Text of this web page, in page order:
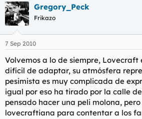
Gregory_Peck
Frikazo
7 Sep 2010
Volvemos a lo de siempre, Lovecraft
difícil de adaptar, su atmósfera
pesimista es muy complicada de
igual por eso ha tirado por la calle
pensado hacer una peli molona,
lovecraftiana para contentar a los